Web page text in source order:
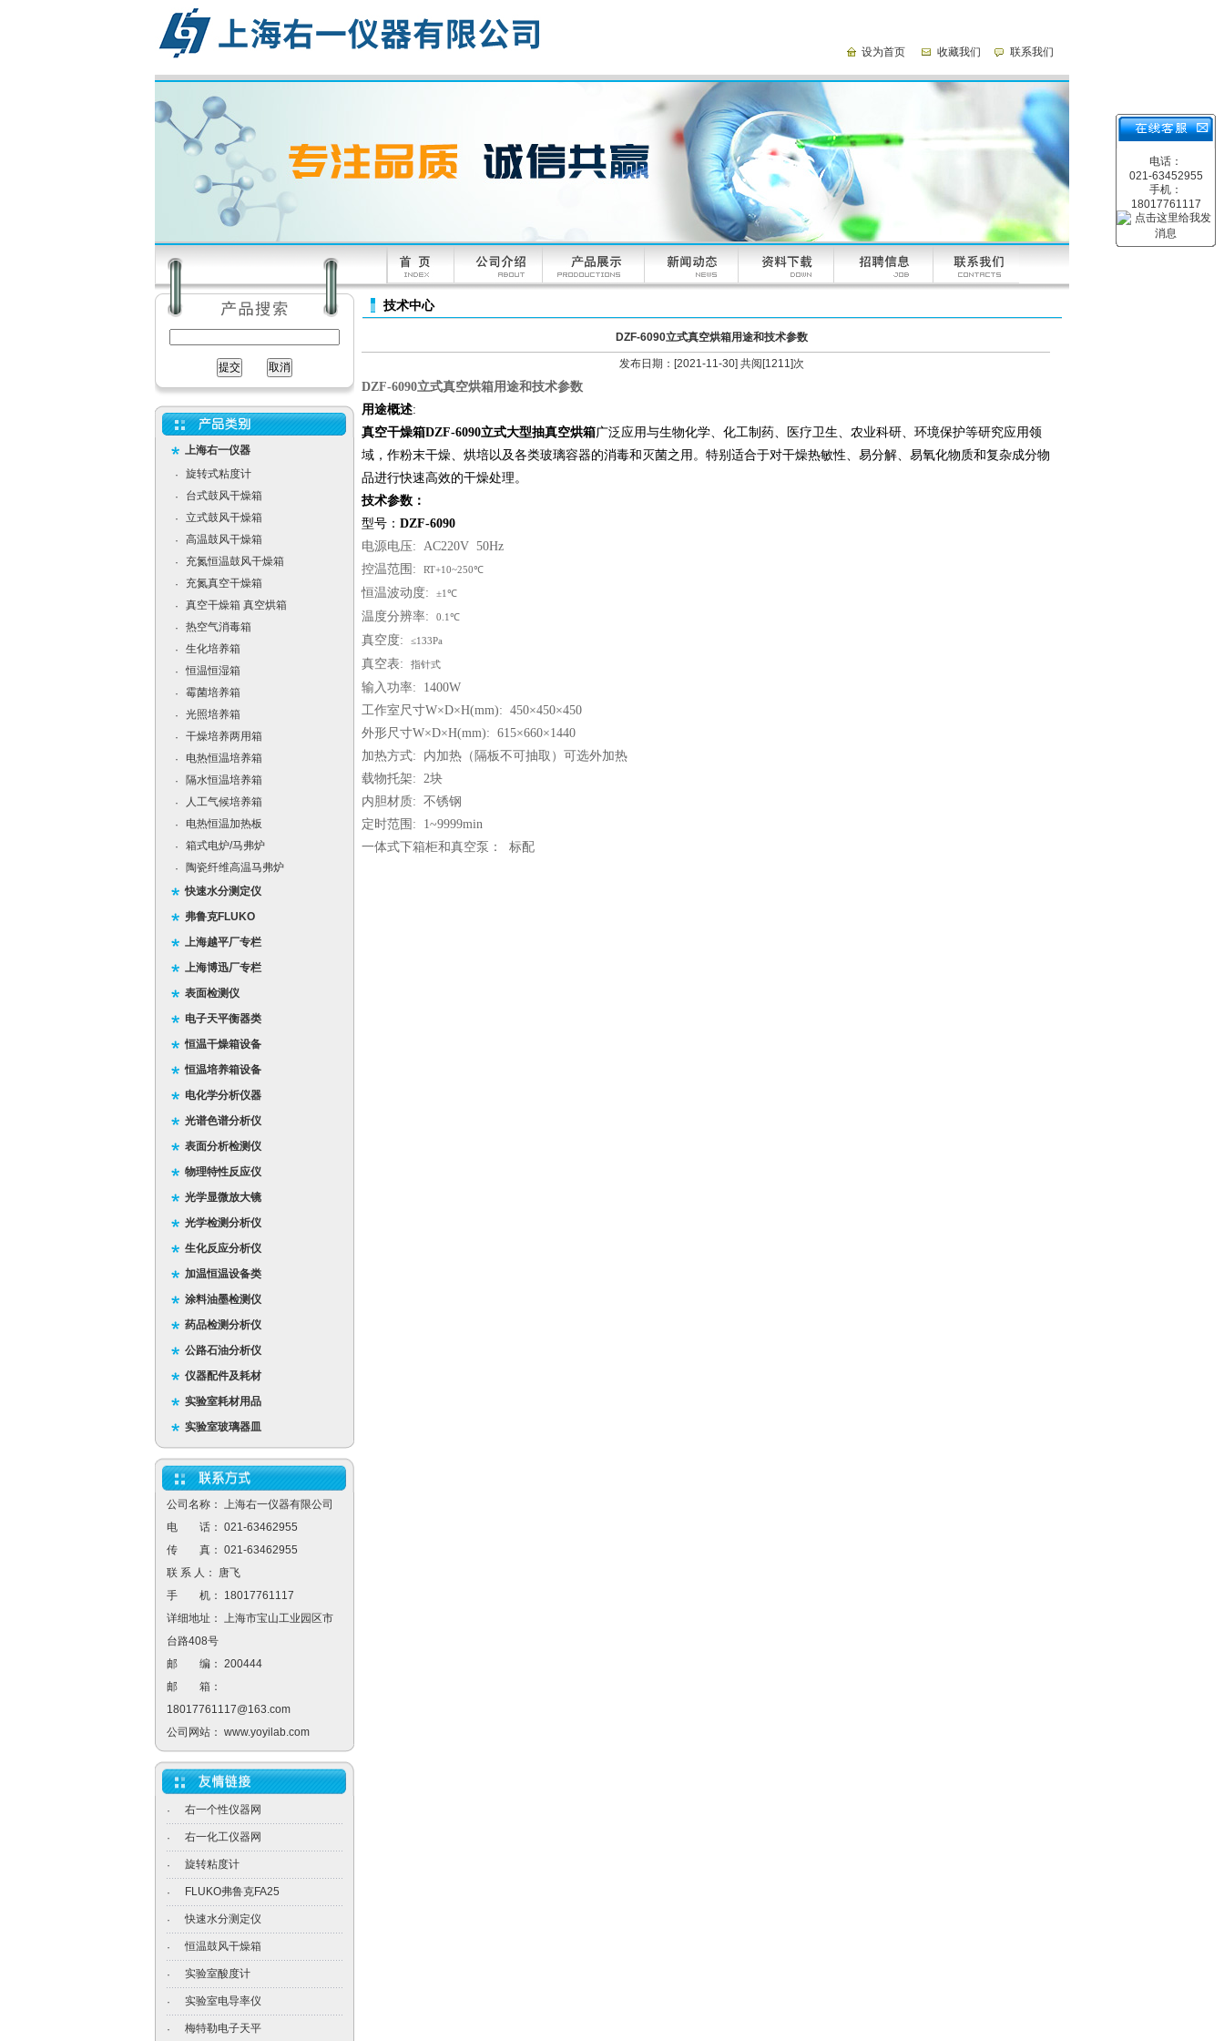
设为首页 收藏我们 联系我们
电话：
021-63452955
手机：
18017761117
上海右一仪器
·
旋转式粘度计
·
台式鼓风干燥箱
·
立式鼓风干燥箱
·
高温鼓风干燥箱
·
充氮恒温鼓风干燥箱
·
充氮真空干燥箱
·
真空干燥箱 真空烘箱
·
热空气消毒箱
·
生化培养箱
·
恒温恒湿箱
·
霉菌培养箱
·
光照培养箱
·
干燥培养两用箱
·
电热恒温培养箱
·
隔水恒温培养箱
·
人工气候培养箱
·
电热恒温加热板
·
箱式电炉/马弗炉
·
陶瓷纤维高温马弗炉
快速水分测定仪
弗鲁克FLUKO
上海越平厂专栏
上海博迅厂专栏
表面检测仪
电子天平衡器类
恒温干燥箱设备
恒温培养箱设备
电化学分析仪器
光谱色谱分析仪
表面分析检测仪
物理特性反应仪
光学显微放大镜
光学检测分析仪
生化反应分析仪
加温恒温设备类
涂料油墨检测仪
药品检测分析仪
公路石油分析仪
仪器配件及耗材
实验室耗材用品
实验室玻璃器皿
公司名称： 上海右一仪器有限公司
电 话： 021-63462955
传 真： 021-63462955
联 系 人： 唐飞
手 机： 18017761117
详细地址： 上海市宝山工业园区市
台路408号
邮 编： 200444
邮 箱：
18017761117@163.com
公司网站： www.yoyilab.com
· 右一个性仪器网
· 右一化工仪器网
· 旋转粘度计
· FLUKO弗鲁克FA25
· 快速水分测定仪
· 恒温鼓风干燥箱
· 实验室酸度计
· 实验室电导率仪
· 梅特勒电子天平
技术中心
DZF-6090立式真空烘箱用途和技术参数
发布日期：[2021-11-30] 共阅[1211]次
DZF-6090立式真空烘箱用途和技术参数
用途概述:
真空干燥箱DZF-6090立式大型抽真空烘箱广泛应用与生物化学、化工制药、医疗卫生、农业科研、环境保护等研究应用领
域，作粉末干燥、烘培以及各类玻璃容器的消毒和灭菌之用。特别适合于对干燥热敏性、易分解、易氧化物质和复杂成分物
品进行快速高效的干燥处理。
技术参数：
型号： DZF-6090
电源电压: AC220V 50Hz
控温范围:
RT+10~250℃
恒温波动度: ±1℃
温度分辨率: 0.1℃
真空度: ≤133Pa
真空表: 指针式
输入功率: 1400W
工作室尺寸W×D×H(mm): 450×450×450
外形尺寸W×D×H(mm): 615×660×1440
加热方式: 内加热（隔板不可抽取）可选外加热
载物托架: 2块
内胆材质: 不锈钢
定时范围: 1~9999min
一体式下箱柜和真空泵： 标配